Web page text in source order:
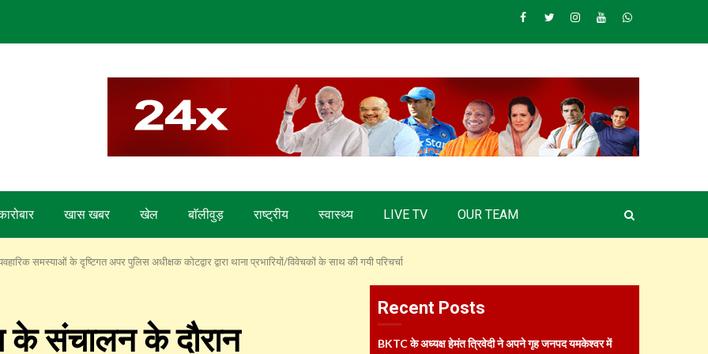
Facebook
TwitterInstagram
YoutubeWhatsapp
खास खबर खेल बाॅलीवुड़ राष्ट्रीय स्वास्थ्य LIVE TV OUR TEAM
समस्याओं के दृष्टिगत अपर पुलिस अधीक्षक कोटद्वार द्वारा थाना प्रभारियों/विवेचकों के साथ की गयी परिचर्चा
के संचालन के दौरान
Recent Posts
BKTC के अध्यक्ष हेमंत त्रिवेदी ने अपने गृह जनपद यमकेश्वर में